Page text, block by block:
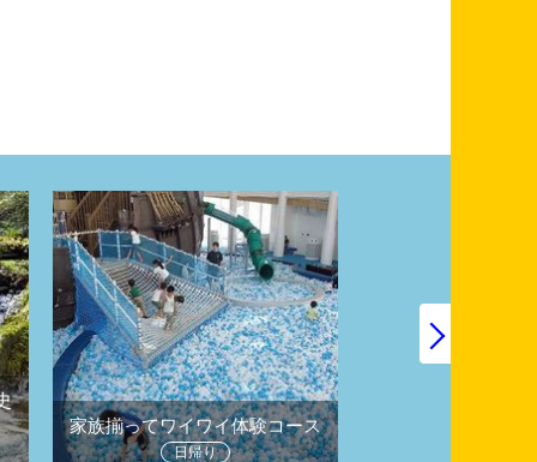
家族揃ってワイワイ体験コース
日帰り